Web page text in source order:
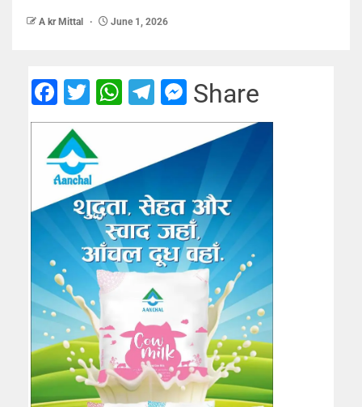
A kr Mittal June 1, 2026
Facebook
Twitter
WhatsApp
Telegram
Messenger
Share